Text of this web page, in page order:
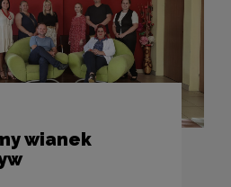
wianek